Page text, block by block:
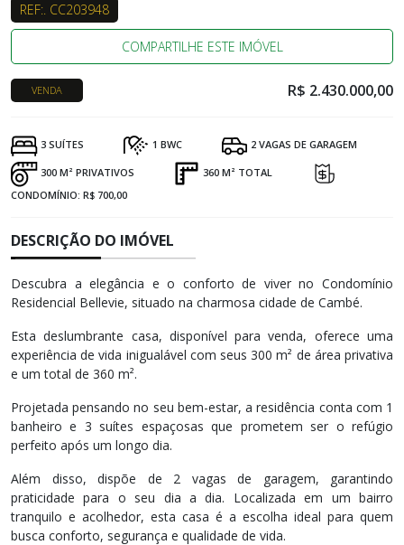
REF:. CC203948
COMPARTILHE ESTE IMÓVEL
VENDA R$ 2.430.000,00
3 SUÍTES 1 BWC 2 VAGAS DE GARAGEM
300 M² PRIVATIVOS
360 M² TOTAL
CONDOMÍNIO: R$ 700,00
DESCRIÇÃO DO IMÓVEL
Descubra a elegância e o conforto de viver no Condomínio
Residencial Bellevie, situado na charmosa cidade de Cambé.
Esta deslumbrante casa, disponível para venda, oferece uma
experiência de vida inigualável com seus 300 m² de área privativa
e um total de 360 m².
Projetada pensando no seu bem-estar, a residência conta com 1
banheiro e 3 suítes espaçosas que prometem ser o refúgio
perfeito após um longo dia.
Além disso, dispõe de 2 vagas de garagem, garantindo
praticidade para o seu dia a dia. Localizada em um bairro
tranquilo e acolhedor, esta casa é a escolha ideal para quem
busca conforto, segurança e qualidade de vida.